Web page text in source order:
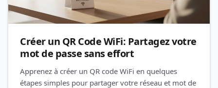
Créer un QR Code WiFi: Partagez votre
mot de passe sans effort
Apprenez à créer un QR code WiFi en quelques
étapes simples pour partager votre réseau et mot de